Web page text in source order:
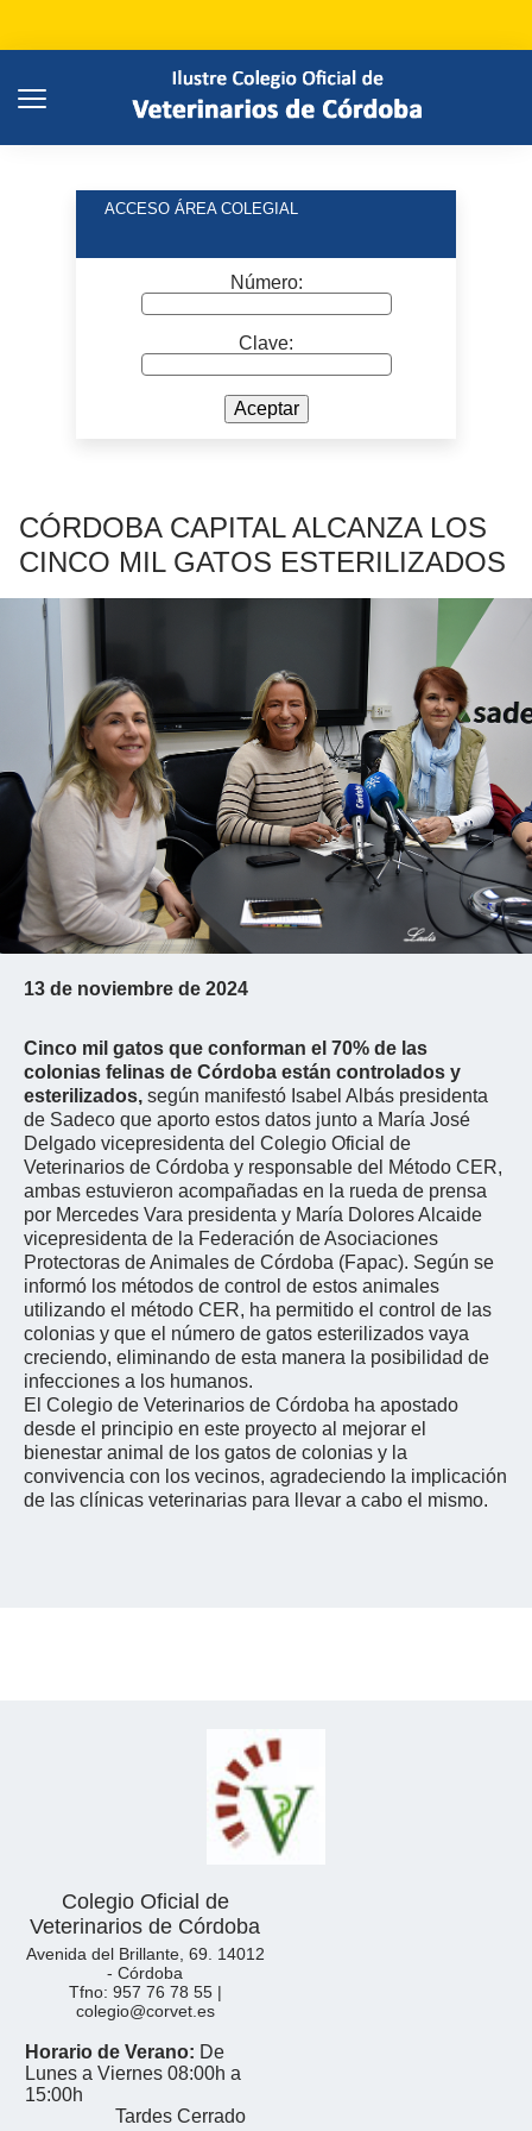
ACCESO ÁREA COLEGIAL
Número:
Clave:
Aceptar
CÓRDOBA CAPITAL ALCANZA LOS
CINCO MIL GATOS ESTERILIZADOS
13 de noviembre de 2024
Cinco mil gatos que conforman el 70% de las
colonias felinas de Córdoba están controlados y
esterilizados, según manifestó Isabel Albás presidenta
de Sadeco que aporto estos datos junto a María José
Delgado vicepresidenta del Colegio Oficial de
Veterinarios de Córdoba y responsable del Método CER,
ambas estuvieron acompañadas en la rueda de prensa
por Mercedes Vara presidenta y María Dolores Alcaide
vicepresidenta de la Federación de Asociaciones
Protectoras de Animales de Córdoba (Fapac). Según se
informó los métodos de control de estos animales
utilizando el método CER, ha permitido el control de las
colonias y que el número de gatos esterilizados vaya
creciendo, eliminando de esta manera la posibilidad de
infecciones a los humanos.
El Colegio de Veterinarios de Córdoba ha apostado
desde el principio en este proyecto al mejorar el
bienestar animal de los gatos de colonias y la
convivencia con los vecinos, agradeciendo la implicación
de las clínicas veterinarias para llevar a cabo el mismo.
Colegio Oficial de
Veterinarios de Córdoba
Avenida del Brillante, 69. 14012
- Córdoba
Tfno: 957 76 78 55 |
colegio@corvet.es
Horario de Verano: De
Lunes a Viernes 08:00h a
15:00h
Tardes Cerrado